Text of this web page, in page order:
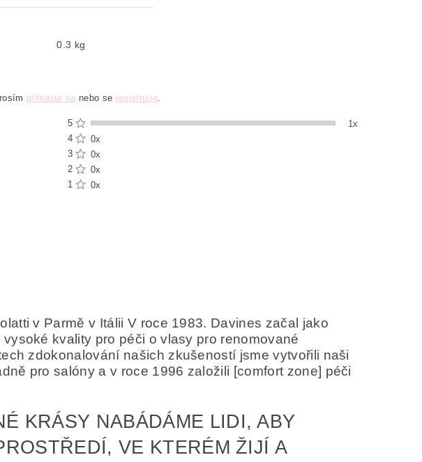
0.3 kg
přihlaste se nebo se registrujte.
5
1x
4
0x
3
0x
2
0x
1
0x
se zpracováním osobních údajů v souladu sdefinicí ochrany
v Parmě v Itálii V roce 1983. Davines začal jako
kvality pro péči o vlasy pro renomované
zdokonalování našich zkušeností jsme vytvořili naši
pro salóny a v roce 1996 založili [comfort zone] péči
KRÁSY NABÁDÁME LIDI, ABY
VE KTERÉM ŽIJÍ A